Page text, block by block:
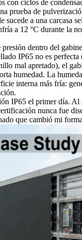
con ciclos de
prueba de
a una carcasa
a 12 °C durante la
dentro del
IP65 no es
mal apretado), el
humedad. La
interna más fría:
IP65 el primer día. Al
nunca fue
que cambió mi